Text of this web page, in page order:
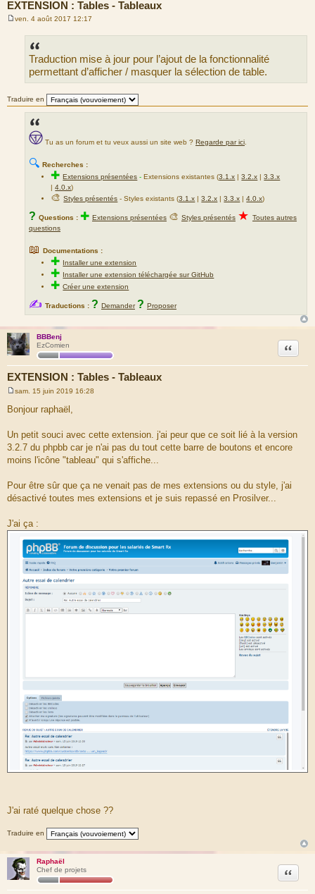
EXTENSION : Tables - Tableaux
ven. 4 août 2017 12:17
Traduction mise à jour pour l’ajout de la fonctionnalité
permettant d’afficher / masquer la sélection de table.
Traduire en
Tu as un forum et tu veux aussi un site web ? Regarde par ici
🔍 Recherches :
✚Extensions présentées -Extensions existantes (3.1.x |3.2.x |3.3.x
|4.0.x)
🎨Styles présentés - Styles existants (3.1.x |3.2.x |3.3.x |4.0.x)
? Questions : ✚ Extensions présentées 🎨 Styles présentés ★ Toutes autres
questions
📖 Documentations :
✚ Installer une extension
✚ Installer une extension téléchargée sur GitHub
✚Créer une extension
✍ Traductions : ? Demander ? Proposer
BBBenj
EzComien
EXTENSION : Tables - Tableaux
Citation
s
g
e
sam. 15 juin 2019 16:28
Bonjour raphaël,
Un petit souci avec cette extension. j'ai peur que ce soit lié à la version
3.2.7 du phpbb car je n'ai pas du tout cette barre de boutons et encore
moins l'icône "tableau" qui s'affiche...
Pour être sûr que ça ne venait pas de mes extensions ou du style, j'ai
désactivé toutes mes extensions et je suis repassé en Prosilver...
J'ai ça :
J'ai raté quelque chose ??
Traduire en
Raphaël
Chef de projets
Citation